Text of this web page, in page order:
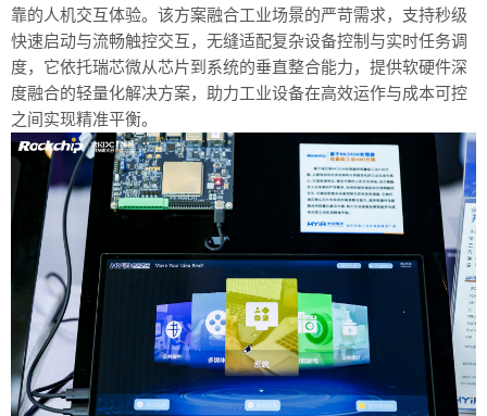
靠的人机交互体验。该方案融合工业场景的严苛需求，支持秒级
快速启动与流畅触控交互，无缝适配复杂设备控制与实时任务调
度，它依托瑞芯微从芯片到系统的垂直整合能力，提供软硬件深
度融合的轻量化解决方案，助力工业设备在高效运作与成本可控
之间实现精准平衡。